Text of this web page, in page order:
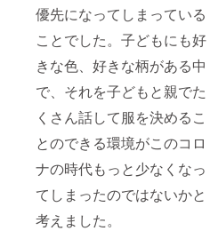
優先になってしまっている
ことでした。子どもにも好
きな色、好きな柄がある中
で、それを子どもと親でた
くさん話して服を決めるこ
とのできる環境がこのコロ
ナの時代もっと少なくなっ
てしまったのではないかと
考えました。